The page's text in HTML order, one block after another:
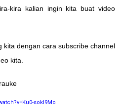
kira kalian ingin kita buat video
kita dengan cara subscribe channel
kita.
sokl9Mo